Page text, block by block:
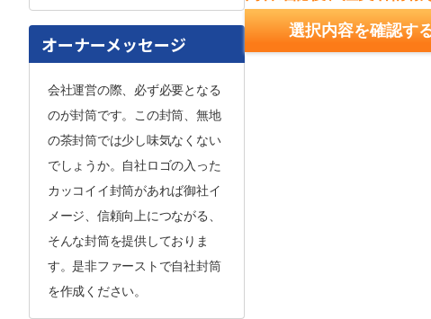
オーナーメッセージ
会社運営の際、必ず必要となる
のが封筒です。この封筒、無地
の茶封筒では少し味気なくない
でしょうか。自社ロゴの入った
カッコイイ封筒があれば御社イ
メージ、信頼向上につながる、
そんな封筒を提供しておりま
す。是非ファーストで自社封筒
を作成ください。
選択内容を確認す